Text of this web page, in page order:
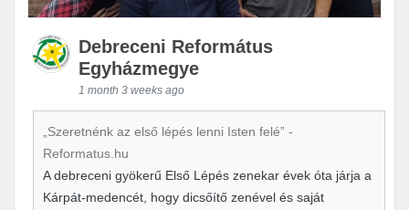
Debreceni Református
Egyházmegye
1 month 3 weeks ago
„Szeretnénk az első lépés lenni Isten felé” -
Reformatus.hu
A debreceni gyökerű Első Lépés zenekar évek óta járja a
Kárpát-medencét, hogy dicsőítő zenével és saját